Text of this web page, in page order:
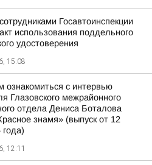
Госавтоинспекции
использования поддельного
удостоверения
15:08
ознакомиться с интервью
Глазовского межрайонного
отдела Дениса Боталова
знамя» (выпуск от 12
12:11